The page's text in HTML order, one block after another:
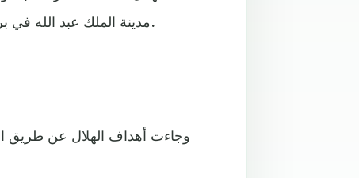
مدينة الملك عبد الله في بريدة، ضمن الجولة 20 من دوري روشن السعودي للمحترفين.